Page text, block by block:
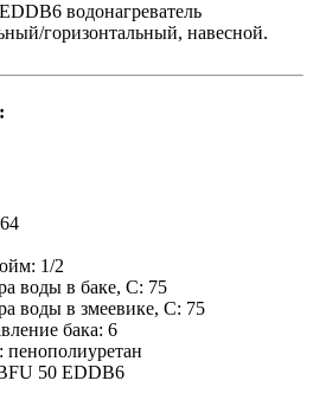
водонагреватель
горизонтальный, навесной.
1/2
воды в баке, С: 75
воды в змеевике, С: 75
бака: 6
пенополиуретан
50 EDDB6